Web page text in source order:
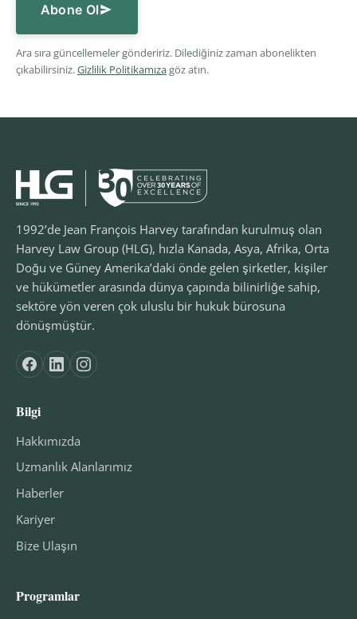
Abone Ol
Ara sıra güncellemeler göndeririz. Dilediğiniz zaman abonelikten
çıkabilirsiniz.Gizlilik Politikamızagöz atın.
1992’de Jean François Harvey tarafından kurulmuş olan
Harvey Law Group (HLG), hızla Kanada, Asya, Afrika, Orta
Doğu ve Güney Amerika’daki önde gelen şirketler, kişiler
ve hükümetler arasında dünya çapında bilinirliğe sahip,
sektöre yön veren çok uluslu bir hukuk bürosuna
dönüşmüştür.
Bilgi
Hakkımızda
Uzmanlık Alanlarımız
Haberler
Kariyer
Bize Ulaşın
Programlar